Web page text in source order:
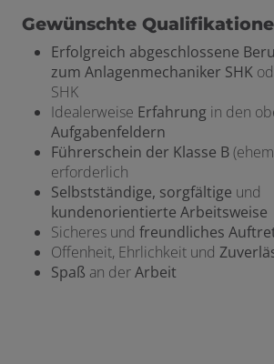
Gewünschte
Erfolgreich abgeschlossene
zum Anlagenmechaniker SHK
SHK
Idealerweise Erfahrung in den
Aufgabenfeldern
Führerschein der Klasse B
erforderlich
Selbstständige, sorgfältige und
kundenorientierte Arbeitsweise
Sicheres und freundliches
Offenheit, Ehrlichkeit und
Spaß an derArbeit